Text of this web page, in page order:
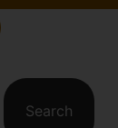
Search